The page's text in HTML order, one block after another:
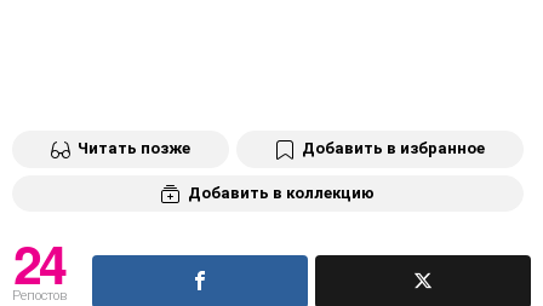
Читать позже Добавить в избранное
Добавить в коллекцию
24
Репостов